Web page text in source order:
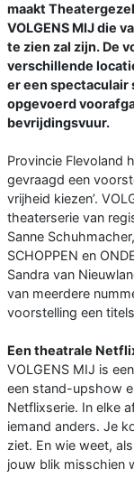
maakt
VOLGENS MIJ die
te zien zal zijn. De
verschillende
er een spectaculair
opgevoerd
bevrijdingsvuur.
Provincie Flevoland
gevraagd een
vrijheid kiezen’.
theaterserie van
Sanne
SCHOPPEN en
Sandra van
van meerdere
voorstelling een
Een theatrale
VOLGENS MIJ is
een stand-upshow
Netflixserie. In elke
iemand anders. Je
ziet. En wie weet,
jouw blik misschien